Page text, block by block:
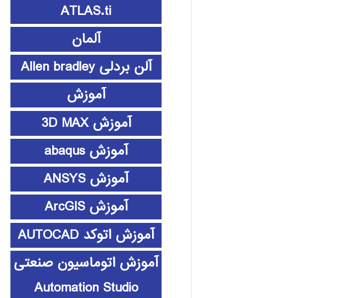
ATLAS.ti
آلمان
آلن بردلی Allen bradley
آموزش
آموزش 3D MAX
آموزش abaqus
آموزش ANSYS
آموزش ArcGIS
آموزش اتوکد AUTOCAD
آموزش اتوماسیون صنعتی
Automation Studio